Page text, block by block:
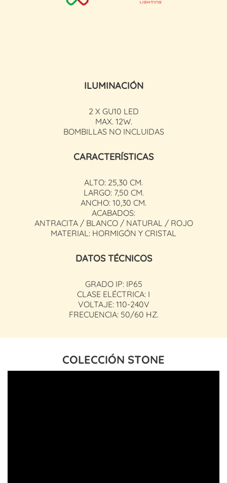
ILUMINACIÓN
2 X GU10 LED
MAX. 12W.
BOMBILLAS NO INCLUIDAS
CARACTERÍSTICAS
ALTO: 25,30 CM.
LARGO: 7,50 CM.
ANCHO: 10,30 CM.
ACABADOS:
ANTRACITA / BLANCO / NATURAL / ROJO
MATERIAL: HORMIGÓN Y CRISTAL
DATOS TÉCNICOS
GRADO IP: IP65
CLASE ELÉCTRICA: I
VOLTAJE: 110-240V
FRECUENCIA: 50/60 HZ.
COLECCIÓN STONE